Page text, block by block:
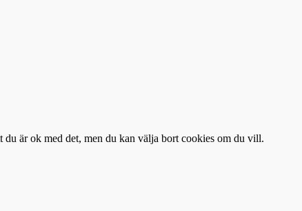
är ok med det, men du kan välja bort cookies om du vill.